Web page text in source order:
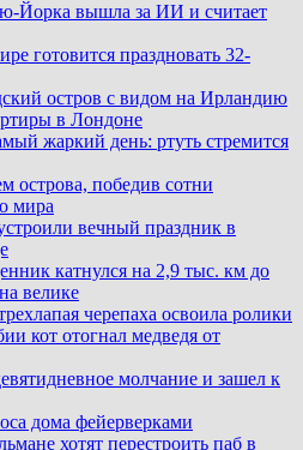
Йорка вышла за ИИ и считает
готовится праздновать 32-
остров с видом на Ирландию
в Лондоне
жаркий день: ртуть стремится
острова, победив сотни
мира
вечный праздник в
катнулся на 2,9 тыс. км до
велике
черепаха освоила ролики
кот отогнал медведя от
молчание и зашел к
дома фейерверками
хотят перестроить паб в